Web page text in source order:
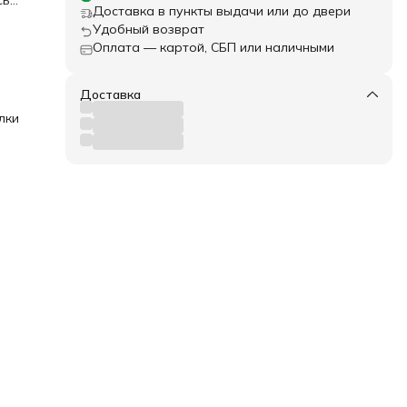
Доставка в пункты выдачи или до двери
Удобный возврат
Оплата — картой, СБП или наличными
Доставка